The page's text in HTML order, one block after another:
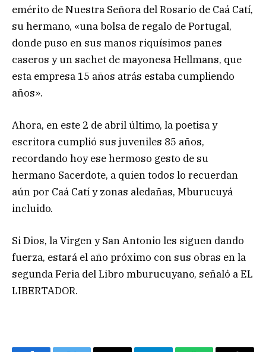
emérito de Nuestra Señora del Rosario de Caá Catí,
su hermano, «una bolsa de regalo de Portugal,
donde puso en sus manos riquísimos panes
caseros y un sachet de mayonesa Hellmans, que
esta empresa 15 años atrás estaba cumpliendo
años».
Ahora, en este 2 de abril último, la poetisa y
escritora cumplió sus juveniles 85 años,
recordando hoy ese hermoso gesto de su
hermano Sacerdote, a quien todos lo recuerdan
aún por Caá Catí y zonas aledañas, Mburucuyá
incluido.
Si Dios, la Virgen y San Antonio les siguen dando
fuerza, estará el año próximo con sus obras en la
segunda Feria del Libro mburucuyano, señaló a EL
LIBERTADOR.